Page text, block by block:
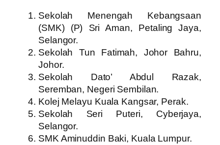
Sekolah Menengah Kebangsaan
(SMK) (P) Sri Aman, Petaling Jaya,
Selangor.
Sekolah Tun Fatimah, Johor Bahru,
Johor.
Sekolah Dato’ Abdul Razak,
Seremban, Negeri Sembilan.
Kolej Melayu Kuala Kangsar, Perak.
Sekolah Seri Puteri, Cyberjaya,
Selangor.
SMK Aminuddin Baki, Kuala Lumpur.